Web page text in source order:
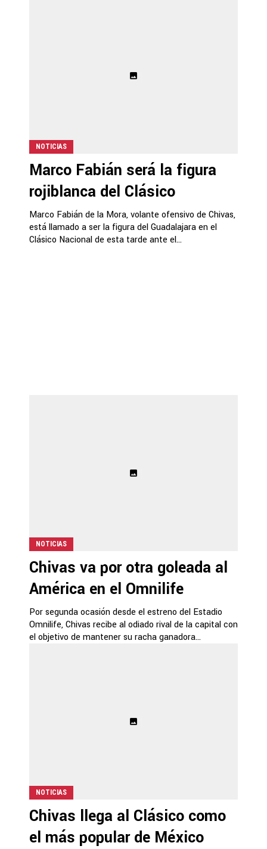
NOTICIAS
Marco Fabián será la figura
rojiblanca del Clásico
Marco Fabián de la Mora, volante ofensivo de Chivas,
está llamado a ser la figura del Guadalajara en el
Clásico Nacional de esta tarde ante el...
NOTICIAS
Chivas va por otra goleada al
América en el Omnilife
Por segunda ocasión desde el estreno del Estadio
Omnilife, Chivas recibe al odiado rival de la capital con
el objetivo de mantener su racha ganadora...
NOTICIAS
Chivas llega al Clásico como
el más popular de México